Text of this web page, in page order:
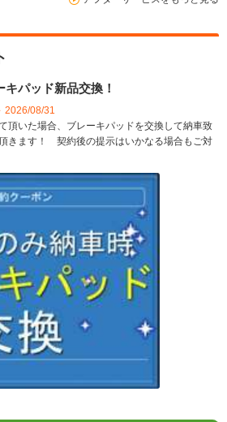
パッド新品交換！
2026/08/31
頂いた場合、ブレーキパッドを交換して納車致
きます！ 契約後の提示はいかなる場合もご対